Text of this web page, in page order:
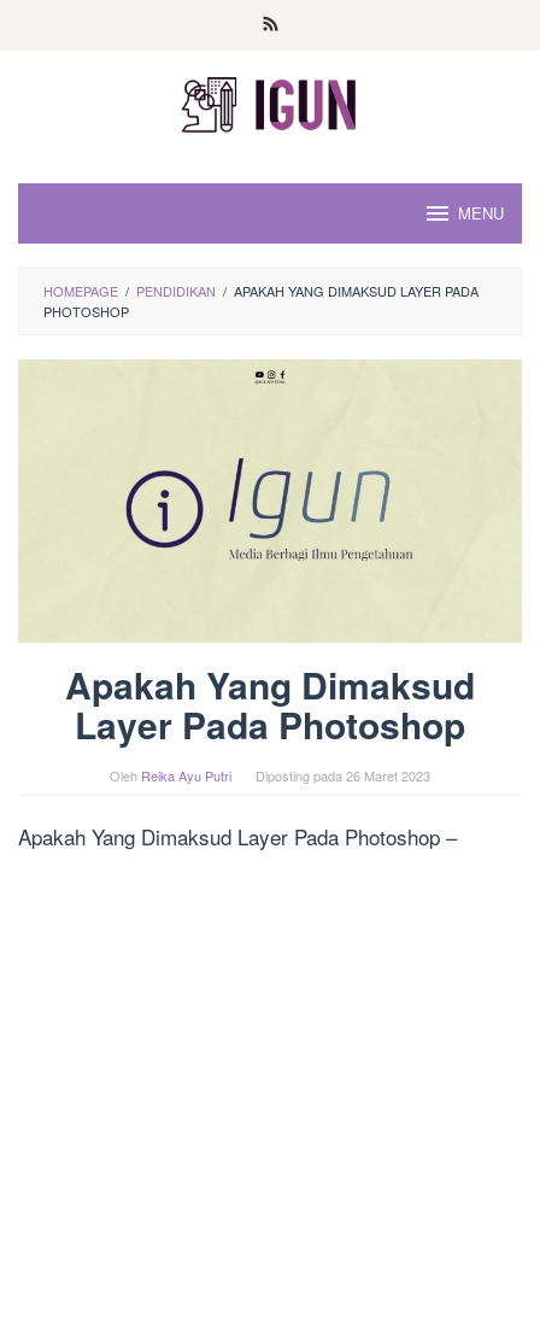
MENU
HOMEPAGE / PENDIDIKAN / APAKAH YANG DIMAKSUD LAYER PADA
PHOTOSHOP
Apakah Yang Dimaksud
Layer Pada Photoshop
Oleh Reika Ayu Putri Diposting pada 26 Maret 2023
Apakah Yang Dimaksud Layer Pada Photoshop –